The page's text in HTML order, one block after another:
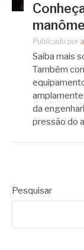
Publicado por
Saiba mais
Também
da
pressão do
Pesquisar